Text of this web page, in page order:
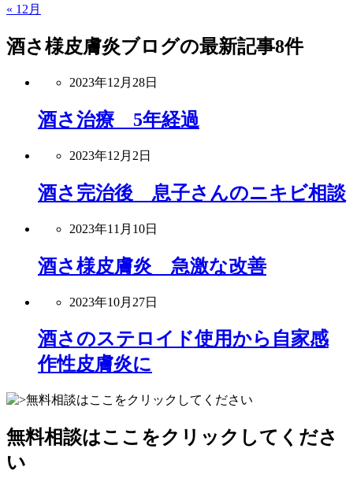
« 12月
酒さ様皮膚炎ブログの最新記事8件
2023年12月28日
酒さ治療 5年経過
2023年12月2日
酒さ完治後 息子さんのニキビ相談
2023年11月10日
酒さ様皮膚炎 急激な改善
2023年10月27日
酒さのステロイド使用から自家感
作性皮膚炎に
無料相談はここをクリックしてくださ
い